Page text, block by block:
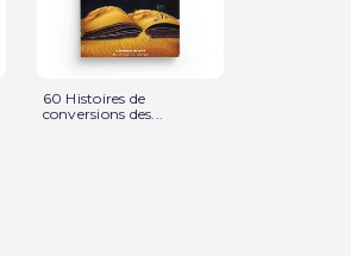
60 Histoires de
conversions des...